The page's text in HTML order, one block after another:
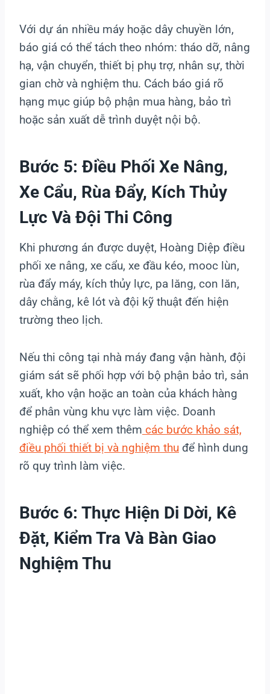
Với dự án nhiều máy hoặc dây chuyền lớn,
báo giá có thể tách theo nhóm: tháo dỡ, nâng
hạ, vận chuyển, thiết bị phụ trợ, nhân sự, thời
gian chờ và nghiệm thu. Cách báo giá rõ
hạng mục giúp bộ phận mua hàng, bảo trì
hoặc sản xuất dễ trình duyệt nội bộ.
Bước 5: Điều Phối Xe Nâng,
Xe Cẩu, Rùa Đẩy, Kích Thủy
Lực Và Đội Thi Công
Khi phương án được duyệt, Hoàng Diệp điều
phối xe nâng, xe cẩu, xe đầu kéo, mooc lùn,
rùa đẩy máy, kích thủy lực, pa lăng, con lăn,
dây chằng, kê lót và đội kỹ thuật đến hiện
trường theo lịch.
Nếu thi công tại nhà máy đang vận hành, đội
giám sát sẽ phối hợp với bộ phận bảo trì, sản
xuất, kho vận hoặc an toàn của khách hàng
để phân vùng khu vực làm việc. Doanh
nghiệp có thể xem thêm các bước khảo sát,
điều phối thiết bị và nghiệm thu để hình dung
rõ quy trình làm việc.
Bước 6: Thực Hiện Di Dời, Kê
Đặt, Kiểm Tra Và Bàn Giao
Nghiệm Thu